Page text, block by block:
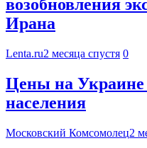
возобновления
Ирана
Lenta.ru2 месяца спустя 0
Цены на Украине
населения
Московский Комсомолец2